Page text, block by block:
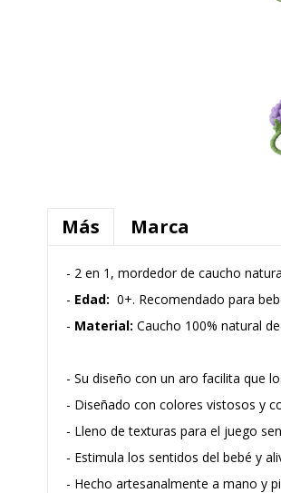
Más Marca
- 2 en 1, mordedor de caucho
- Edad: 0+. Recomendado para
- Material: Caucho 100% natural
- Su diseño con un aro facilita que
- Diseñado con colores vistosos y
- Lleno de texturas para el juego
- Estimula los sentidos del bebé y
- Hecho artesanalmente a mano y